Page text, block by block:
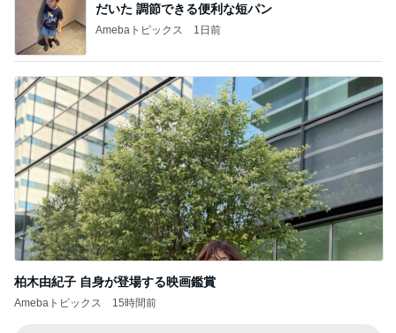
だいた 調節できる便利な短パン
Amebaトピックス 1日前
柏木由紀子 自身が登場する映画鑑賞
Amebaトピックス 15時間前